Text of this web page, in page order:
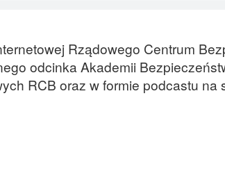
Rządowego Centrum
odcinka Akademii
RCB oraz w formie podcastu na